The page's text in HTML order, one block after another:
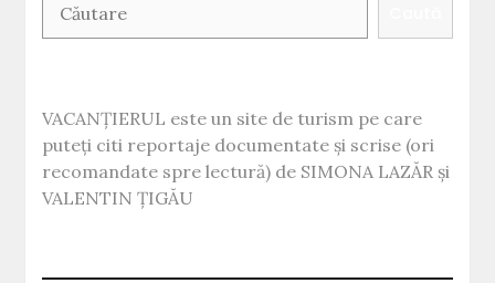
VACANȚIERUL este un site de turism pe care
puteți citi reportaje documentate și scrise (ori
recomandate spre lectură) de SIMONA LAZĂR și
VALENTIN ȚIGĂU